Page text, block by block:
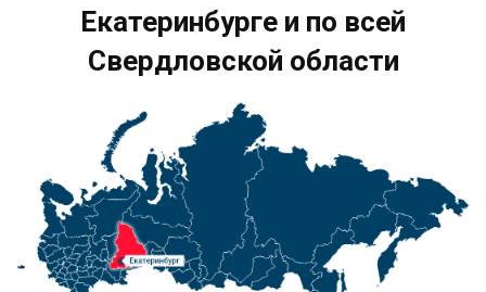
Екатеринбурге и по всей
Свердловской области